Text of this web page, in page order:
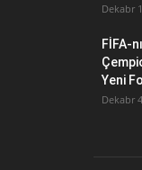
Dekabr
FİFA-
Yeni
Dekabr